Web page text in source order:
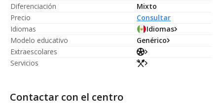
Diferenciación
Mixto
Precio
Consultar
Idiomas
Idiomas
Modelo educativo
Genérico
Extraescolares
Servicios
Contactar con el centro